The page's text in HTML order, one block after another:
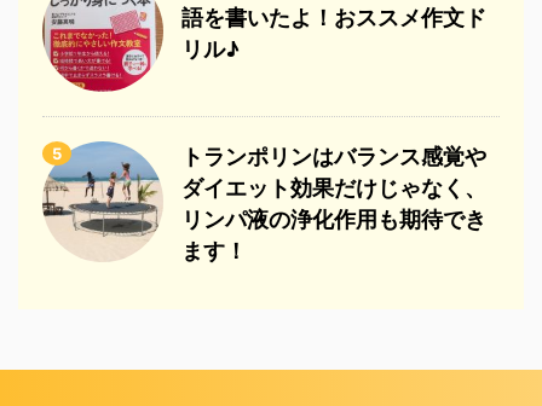
語を書いたよ！おススメ作文ド
リル♪
5
トランポリンはバランス感覚や
ダイエット効果だけじゃなく、
リンパ液の浄化作用も期待でき
ます！